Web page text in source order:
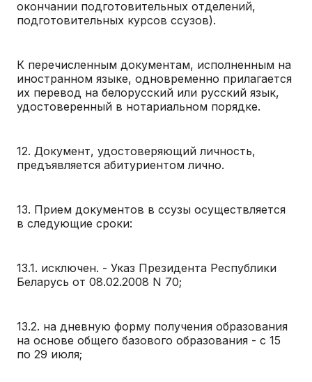
окончании подготовительных отделений,
подготовительных курсов ссузов).
К перечисленным документам, исполненным на
иностранном языке, одновременно прилагается
их перевод на белорусский или русский язык,
удостоверенный в нотариальном порядке.
12. Документ, удостоверяющий личность,
предъявляется абитуриентом лично.
13. Прием документов в ссузы осуществляется
в следующие сроки:
13.1. исключен. - Указ Президента Республики
Беларусь от 08.02.2008 N 70;
13.2. на дневную форму получения образования
на основе общего базового образования - с 15
по 29 июля;